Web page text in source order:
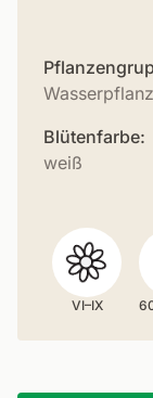
Blütenfarbe:
weiß
VI–IX